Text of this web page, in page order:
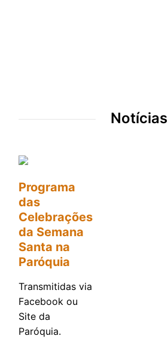
Notícias
Programa
das
Celebrações
da Semana
Santa na
Paróquia
Transmitidas via
Facebook ou
Site da
Paróquia.